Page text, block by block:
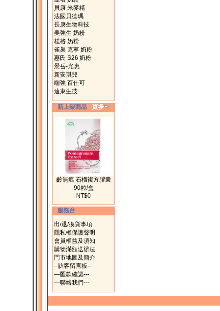
貝康 米麥精
法國貝德瑪
長庚生物科技
美強生 奶粉
桂格 奶粉
雀巢 克寧 奶粉
惠氏 S26 奶粉
景岳-光惠
新安琪兒
端強 百仕可
遠東生技
新上架商品
齡無痕 石榴複方膠囊
90粒/盒
NT$0
服務台
出/退/換貨事項
隱私權保護聲明
會員權益及須知
購物滿額送辦法
門市地圖及簡介
--訪客留言板--
---匯款確認---
---聯絡我們---